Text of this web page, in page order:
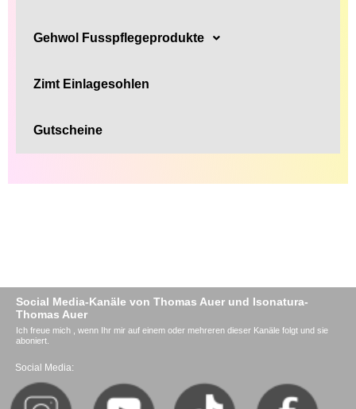
Gehwol Fusspflegeprodukte
Zimt Einlagesohlen
Gutscheine
Social Media-Kanäle von Thomas Auer und Isonatura-
Thomas Auer
Ich freue mich , wenn Ihr mir auf einem oder mehreren dieser Kanäle folgt und sie
aboniert.
Social Media: